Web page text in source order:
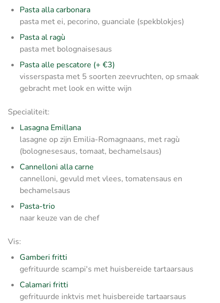
Pasta alla carbonara
pasta met ei, pecorino, guanciale (spekblokjes)
Pasta al ragù
pasta met bolognaisesaus
Pasta alle pescatore (+ €3)
visserspasta met 5 soorten zeevruchten, op smaak
gebracht met look en witte wijn
Specialiteit:
Lasagna Emillana
lasagne op zijn Emilia-Romagnaans, met ragù
(bolognesesaus, tomaat, bechamelsaus)
Cannelloni alla carne
cannelloni, gevuld met vlees, tomatensaus en
bechamelsaus
Pasta-trio
naar keuze van de chef
Vis:
Gamberi fritti
gefrituurde scampi's met huisbereide tartaarsaus
Calamari fritti
gefrituurde inktvis met huisbereide tartaarsaus